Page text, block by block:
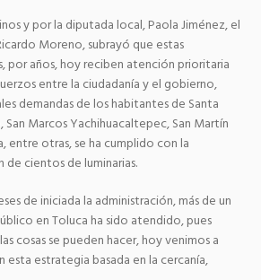
y por la diputada local, Paola Jiménez, el
Moreno, subrayó que estas
por años, hoy reciben atención prioritaria
entre la ciudadanía y el gobierno,
demandas de los habitantes de Santa
Marcos Yachihuacaltepec, San Martín
entre otras, se ha cumplido con la
cientos de luminarias.
de iniciada la administración, más de un
en Toluca ha sido atendido, pues
cosas se pueden hacer, hoy venimos a
esta estrategia basada en la cercanía,